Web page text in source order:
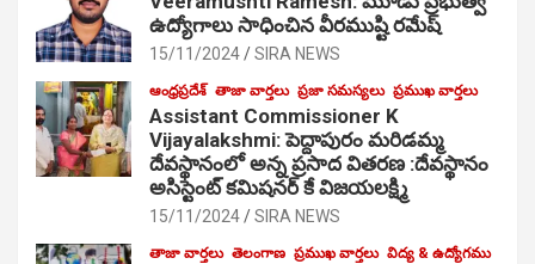
ఉద్యోగాలు సాధించిన వీరముష్టి రమేష్
15/11/2024 SIRA NEWS
ఆంధ్రప్రదేశ్ తాజా వార్తలు ప్రజా సమస్యలు ప్రముఖ వార్తలు
Assistant Commissioner K
Vijayalakshmi: పెద్దాపురం మరిడమ్మ
దేవస్థానంలో అన్న ప్రసాద వితరణ :దేవస్థానం
అసిస్టెంట్ కమిషనర్ కే విజయలక్ష్మి
15/11/2024 SIRA NEWS
తాజా వార్తలు తెలంగాణ ప్రముఖ వార్తలు విద్య & ఉద్యోగము